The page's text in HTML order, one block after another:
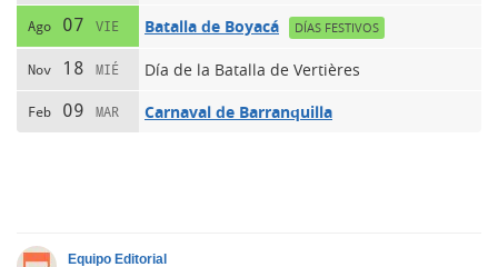
Ago 07 VIE Batalla de Boyacá DÍAS FESTIVOS
Nov 18 MIÉ Día de la Batalla de Vertières
Feb 09 MAR Carnaval de Barranquilla
Equipo Editorial